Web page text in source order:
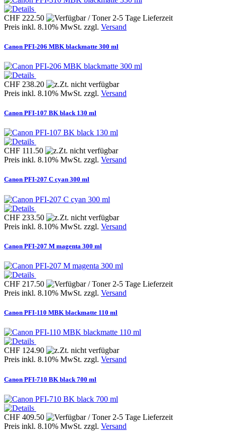
CHF 222.50
Preis inkl. 8.10% MwSt. zzgl. Versand
Canon PFI-206 MBK blackmatte 300 ml
CHF 238.20
Preis inkl. 8.10% MwSt. zzgl. Versand
Canon PFI-107 BK black 130 ml
CHF 111.50
Preis inkl. 8.10% MwSt. zzgl. Versand
Canon PFI-207 C cyan 300 ml
CHF 233.50
Preis inkl. 8.10% MwSt. zzgl. Versand
Canon PFI-207 M magenta 300 ml
CHF 217.50
Preis inkl. 8.10% MwSt. zzgl. Versand
Canon PFI-110 MBK blackmatte 110 ml
CHF 124.90
Preis inkl. 8.10% MwSt. zzgl. Versand
Canon PFI-710 BK black 700 ml
CHF 409.50
Preis inkl. 8.10% MwSt. zzgl. Versand